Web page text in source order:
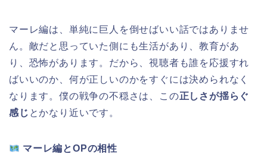
マーレ編は、単純に巨人を倒せばいい話ではありませ
ん。敵だと思っていた側にも生活があり、教育があ
り、恐怖があります。だから、視聴者も誰を応援すれ
ばいいのか、何が正しいのかをすぐには決められなく
なります。僕の戦争の不穏さは、この正しさが揺らぐ
感じ とかなり近いです。
マーレ編とOPの相性